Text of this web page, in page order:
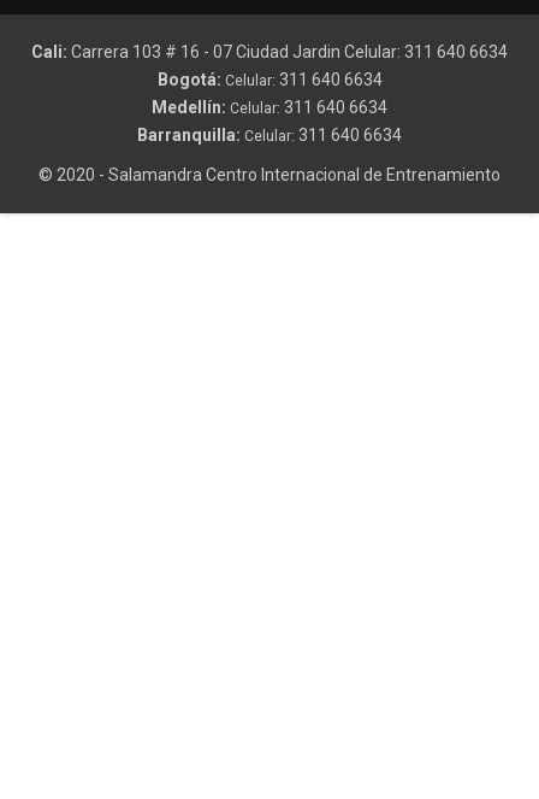
Cali: Carrera 103 # 16 - 07 Ciudad Jardin Celular: 311 640 6634
Bogotá: Celular: 311 640 6634
Medellín: Celular: 311 640 6634
Barranquilla: Celular: 311 640 6634
© 2020 - Salamandra Centro Internacional de Entrenamiento